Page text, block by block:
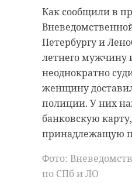
Как сообщили в
Петербургу и
летнего мужчину
неоднократно
женщину
полиции. У них
банковскую карту,
принадлежащую
Фото:
по СПб и ЛО
Жители Санкт-
запечатлели
Луну над городом
Невским
это было
просто,
пробка на
автобусы,